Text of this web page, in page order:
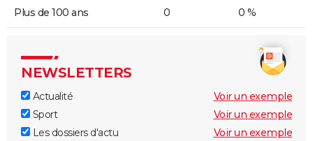
Plus de 100 ans 0 0 %
NEWSLETTERS
Actualité
Voir un exemple
Sport
Voir un exemple
Les dossiers d'actu
Voir un exemple